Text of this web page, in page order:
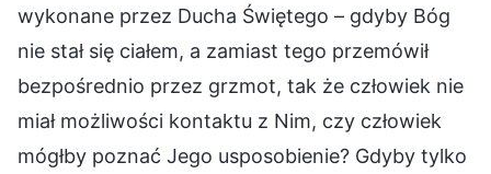
wykonane przez Ducha Świętego – gdyby Bóg
nie stał się ciałem, a zamiast tego przemówił
bezpośrednio przez grzmot, tak że człowiek nie
miał możliwości kontaktu z Nim, czy człowiek
mógłby poznać Jego usposobienie? Gdyby tylko